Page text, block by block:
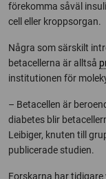
förekomma såväl
cell eller kroppsorgan.
Några som särskilt
betacellerna är alltså
institutionen för
– Betacellen är
diabetes blir
Leibiger, knuten till
publicerade studien.
Forskarna har